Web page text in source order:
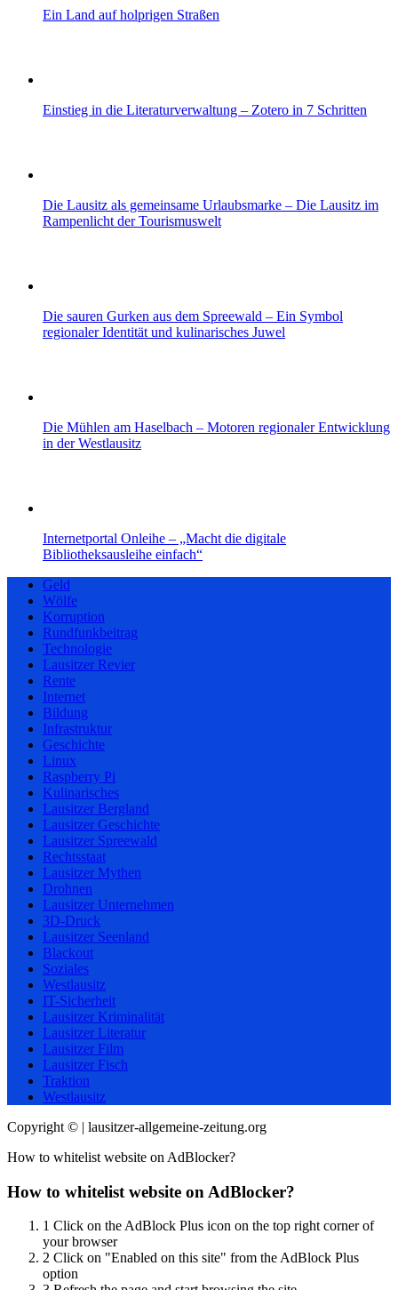
Ein Land auf holprigen Straßen
Einstieg in die Literaturverwaltung – Zotero in 7 Schritten
Die Lausitz als gemeinsame Urlaubsmarke – Die Lausitz im
Rampenlicht der Tourismuswelt
Die sauren Gurken aus dem Spreewald – Ein Symbol
regionaler Identität und kulinarisches Juwel
Die Mühlen am Haselbach – Motoren regionaler Entwicklung
in der Westlausitz
Internetportal Onleihe – „Macht die digitale
Bibliotheksausleihe einfach“
Geld
Wölfe
Korruption
Rundfunkbeitrag
Technologie
Lausitzer Revier
Rente
Internet
Bildung
Infrastruktur
Geschichte
Linux
Raspberry Pi
Kulinarisches
Lausitzer Bergland
Lausitzer Geschichte
Lausitzer Spreewald
Rechtsstaat
Lausitzer Mythen
Drohnen
Lausitzer Unternehmen
3D-Druck
Lausitzer Seenland
Blackout
Soziales
Westlausitz
IT-Sicherheit
Lausitzer Kriminalität
Lausitzer Literatur
Lausitzer Film
Lausitzer Fisch
Traktion
Westlausitz
Copyright © | lausitzer-allgemeine-zeitung.org
How to whitelist website on AdBlocker?
How to whitelist website on AdBlocker?
1 Click on the AdBlock Plus icon on the top right corner of
your browser
2 Click on "Enabled on this site" from the AdBlock Plus
option